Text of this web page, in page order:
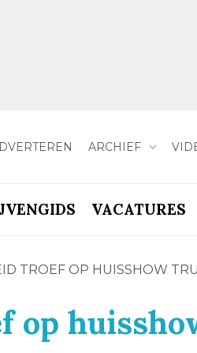
ARCHIEF
VACATURES
TROEF OP HUISSHOW
op